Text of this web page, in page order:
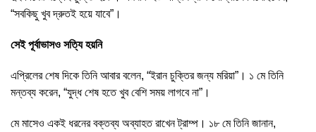
“সবকিছু খুব দ্রুতই হয়ে যাবে”।
সেই পূর্বাভাসও সত্যি হয়নি
এপ্রিলের শেষ দিকে তিনি আবার বলেন, “ইরান চুক্তির জন্য মরিয়া”। ১ মে তিনি
মন্তব্য করেন, “যুদ্ধ শেষ হতে খুব বেশি সময় লাগবে না”।
মে মাসেও একই ধরনের বক্তব্য অব্যাহত রাখেন ট্রাম্প। ১৮ মে তিনি জানান,